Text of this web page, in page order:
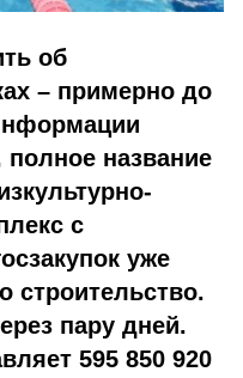
об
– примерно до
полное название
с
уже
строительство.
пару дней.
595 850 920